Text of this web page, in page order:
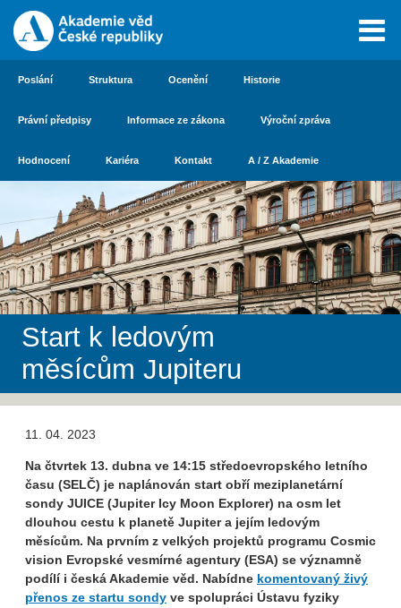
Poslání Struktura Ocenění Historie
Právní předpisy Informace ze zákona Výroční zpráva
Hodnocení Kariéra Kontakt A / Z Akademie
Start k ledovým
měsícům Jupiteru
11. 04. 2023
Na čtvrtek 13. dubna ve 14:15 středoevropského letního
času (SELČ) je naplánován start obří meziplanetární
sondy JUICE (Jupiter Icy Moon Explorer) na osm let
dlouhou cestu k planetě Jupiter a jejím ledovým
měsícům. Na prvním z velkých projektů programu Cosmic
vision Evropské vesmírné agentury (ESA) se významně
podílí i česká Akademie věd. Nabídne komentovaný živý
přenos ze startu sondy ve spolupráci Ústavu fyziky